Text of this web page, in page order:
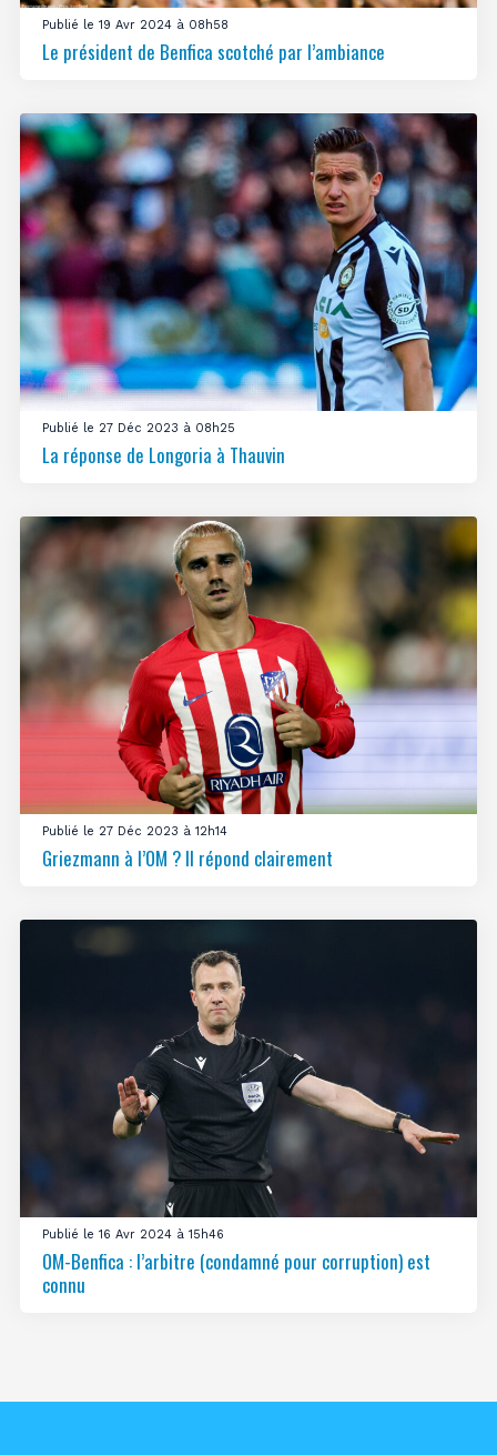
Publié le 19 Avr 2024 à 08h58
Le président de Benfica scotché par l’ambiance
Publié le 27 Déc 2023 à 08h25
La réponse de Longoria à Thauvin
Publié le 27 Déc 2023 à 12h14
Griezmann à l’OM ? Il répond clairement
Publié le 16 Avr 2024 à 15h46
OM-Benfica : l’arbitre (condamné pour corruption) est
connu